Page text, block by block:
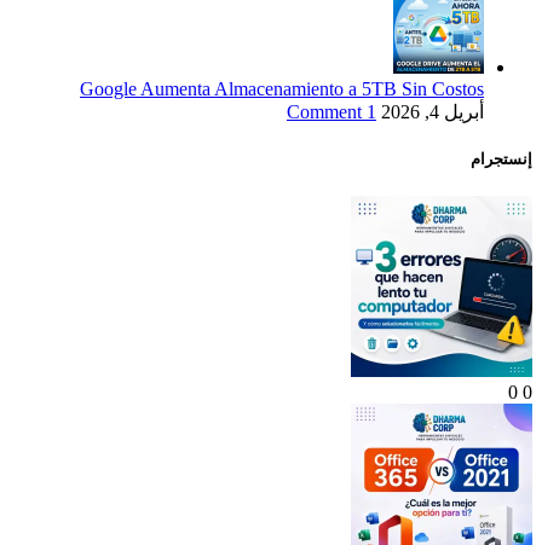
Google Aumenta Almacenamiento a 5TB Sin Costos
أبريل 4, 2026
1 Comment
إنستجرام
0
0